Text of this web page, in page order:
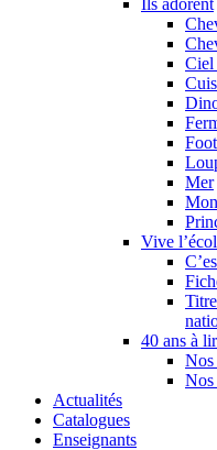
Ciel
Mer
Vive
40 ans à
Nos
Nos
Actualités
Catalogues
Enseignants